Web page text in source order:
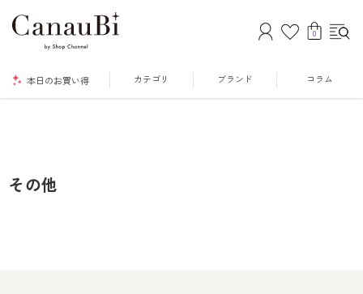
0
本日のお買い得 カテゴリ ブランド コラム
その他